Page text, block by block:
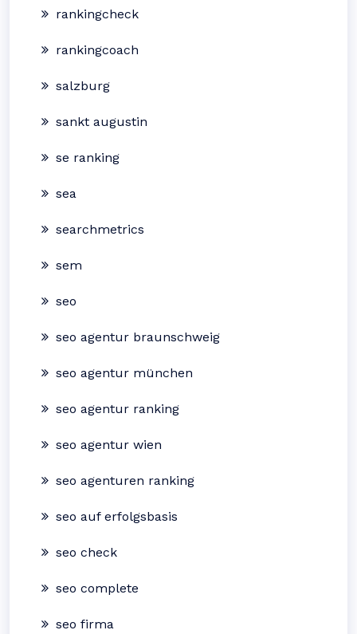
rankingcheck
rankingcoach
salzburg
sankt augustin
se ranking
sea
searchmetrics
sem
seo
seo agentur braunschweig
seo agentur münchen
seo agentur ranking
seo agentur wien
seo agenturen ranking
seo auf erfolgsbasis
seo check
seo complete
seo firma